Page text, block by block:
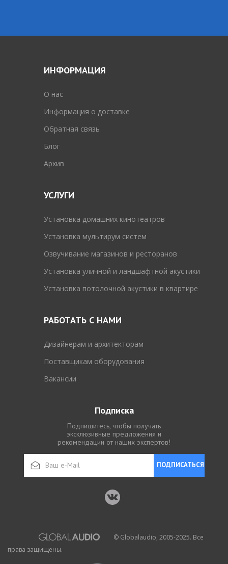
ИНФОРМАЦИЯ
O нас
Информация о доставке
Обратная связь
Блог
Архив
УСЛУГИ
Установка домашних кинотеатров
Установка мультирум систем
Озвучивание магазинов и ресторанов
Установка уличной и ландшафтной акустики
Установка потолочной акустики в квартире
РАБОТАТЬ С НАМИ
Дизайнерам и архитекторам
Поставщикам оборудования
Вакансии
Подписка
Подпишитесь, чтобы получать
эксклюзивные предложения и
рекомендации от наших экспертов!
ПОДПИСАТЬСЯ
© Globalaudio, 2005-2025. Все
права защищены.